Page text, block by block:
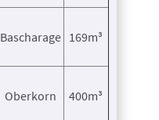
Bascharage 169m³
Oberkorn 400m³